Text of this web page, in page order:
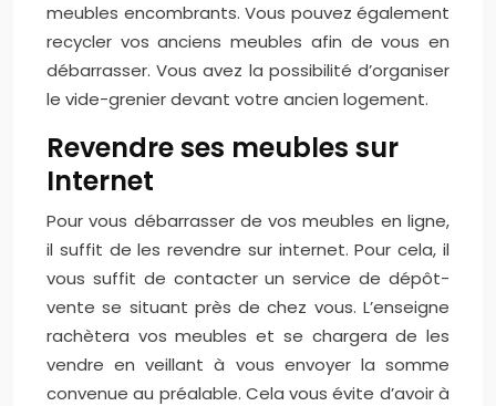
meubles encombrants. Vous pouvez également
recycler vos anciens meubles afin de vous en
débarrasser. Vous avez la possibilité d’organiser
le vide-grenier devant votre ancien logement.
Revendre ses meubles sur
Internet
Pour vous débarrasser de vos meubles en ligne,
il suffit de les revendre sur internet. Pour cela, il
vous suffit de contacter un service de dépôt-
vente se situant près de chez vous. L’enseigne
rachètera vos meubles et se chargera de les
vendre en veillant à vous envoyer la somme
convenue au préalable. Cela vous évite d’avoir à